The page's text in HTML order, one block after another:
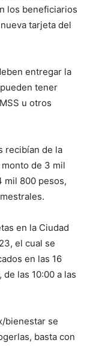
los beneficiarios
tarjeta del
entregar la
tener
u otros
recibían de la
de 3 mil
mil 800 pesos,
en la Ciudad
el cual se
en las 16
las 10:00 a las
bienestar se
basta con